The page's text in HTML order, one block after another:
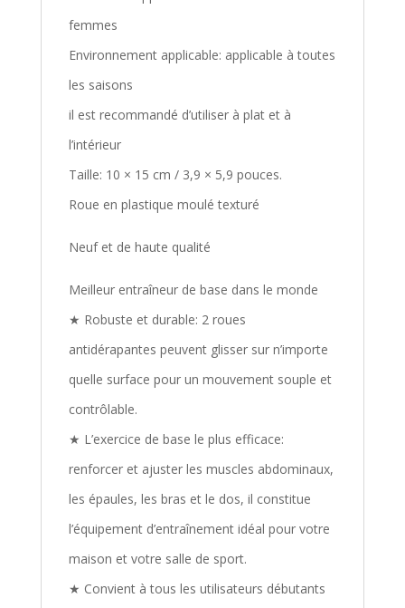
femmes
Environnement applicable: applicable à toutes
les saisons
il est recommandé d’utiliser à plat et à
l’intérieur
Taille: 10 × 15 cm / 3,9 × 5,9 pouces.
Roue en plastique moulé texturé
Neuf et de haute qualité
Meilleur entraîneur de base dans le monde
★ Robuste et durable: 2 roues
antidérapantes peuvent glisser sur n’importe
quelle surface pour un mouvement souple et
contrôlable.
★ L’exercice de base le plus efficace:
renforcer et ajuster les muscles abdominaux,
les épaules, les bras et le dos, il constitue
l’équipement d’entraînement idéal pour votre
maison et votre salle de sport.
★ Convient à tous les utilisateurs débutants